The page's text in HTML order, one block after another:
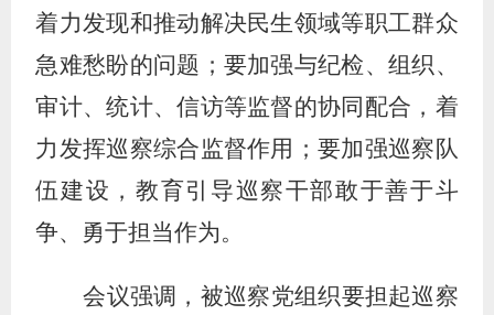
着力发现和推动解决民生领域等职工群众
急难愁盼的问题；要加强与纪检、组织、
审计、统计、信访等监督的协同配合，着
力发挥巡察综合监督作用；要加强巡察队
伍建设，教育引导巡察干部敢于善于斗
争、勇于担当作为。
会议强调，被巡察党组织要担起巡察